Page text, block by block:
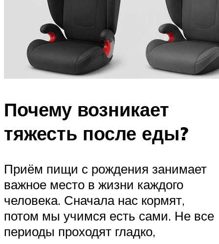
Почему возникает
тяжесть после еды?
Приём пищи с рождения занимает
важное место в жизни каждого
человека. Сначала нас кормят,
потом мы учимся есть сами. Не все
периоды проходят гладко,